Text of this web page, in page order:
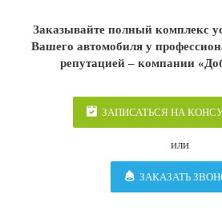
Заказывайте полный комплекс
Вашего автомобиля у
репутацией – компании
ЗАПИСАТЬСЯ НА
или
ЗАКАЗАТЬ